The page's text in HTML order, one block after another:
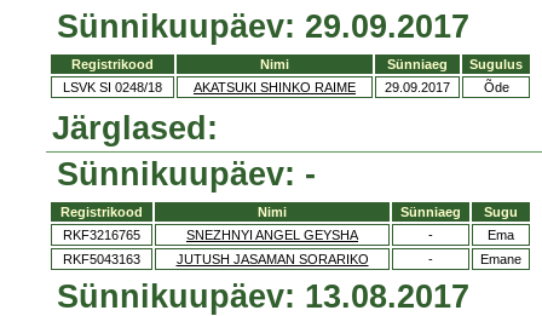
Sünnikuupäev: 29.09.2017
Registrikood Nimi Sünniaeg
Sugulus
LSVK SI 0248/18
AKATSUKI SHINKO RAIME 29.09.2017 Õde
Järglased:
Sünnikuupäev: -
Registrikood Nimi Sünniaeg
Sugu
RKF3216765
SNEZHNYI ANGEL GEYSHA -
Ema
RKF5043163
JUTUSH JASAMAN SORARIKO - Emane
Sünnikuupäev: 13.08.2017